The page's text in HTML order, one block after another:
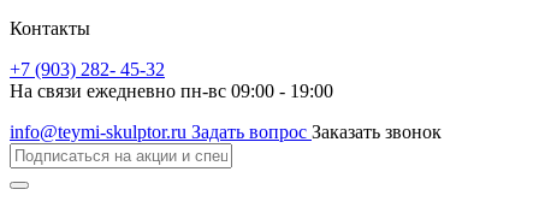
Контакты
+7 (903) 282- 45-32
На связи ежедневно пн-вс 09:00 - 19:00
info@teymi-skulptor.ru Задать вопрос Заказать звонок